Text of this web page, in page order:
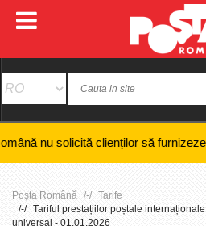
solicită clienților să furnizeze
Poșta Română
Tarife
Tariful prestațiilor poștale
universal - 01.01.2026